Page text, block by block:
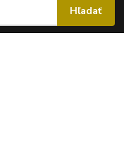
Hľadať